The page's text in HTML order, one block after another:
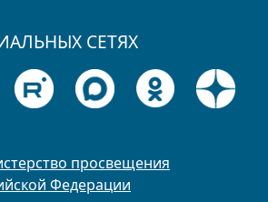
СЕТЯХ
просвещения
Федерации